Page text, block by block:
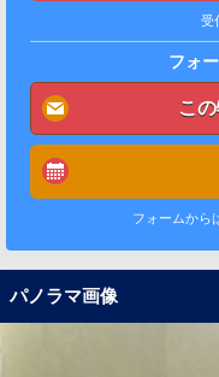
受
フォ
こ
フォームから
パノラマ画像